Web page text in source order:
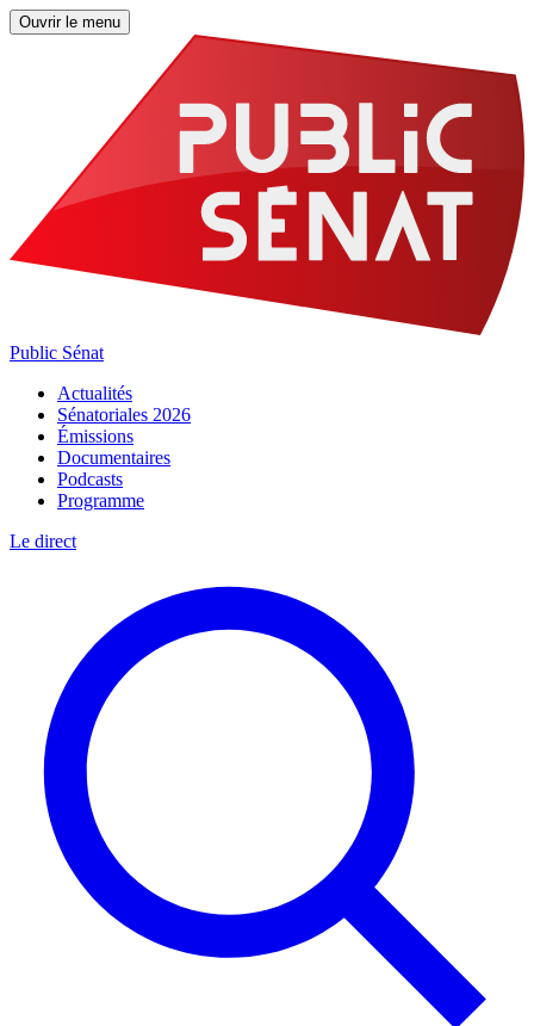
Ouvrir le menu
Public Sénat
Actualités
Sénatoriales 2026
Émissions
Documentaires
Podcasts
Programme
Le direct